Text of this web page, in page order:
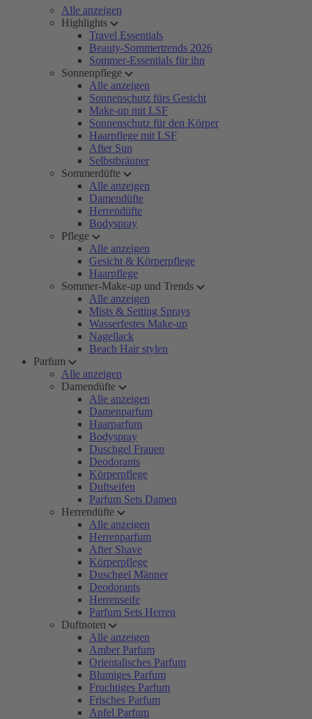
Alle anzeigen
Highlights
Travel Essentials
Beauty-Sommertrends 2026
Sommer-Essentials für ihn
Sonnenpflege
Alle anzeigen
Sonnenschutz fürs Gesicht
Make-up mit LSF
Sonnenschutz für den Körper
Haarpflege mit LSF
After Sun
Selbstbräuner
Sommerdüfte
Alle anzeigen
Damendüfte
Herrendüfte
Bodyspray
Pflege
Alle anzeigen
Gesicht & Körperpflege
Haarpflege
Sommer-Make-up und Trends
Alle anzeigen
Mists & Setting Sprays
Wasserfestes Make-up
Nagellack
Beach Hair stylen
Parfum
Alle anzeigen
Damendüfte
Alle anzeigen
Damenparfum
Haarparfum
Bodyspray
Duschgel Frauen
Deodorants
Körperpflege
Duftseifen
Parfum Sets Damen
Herrendüfte
Alle anzeigen
Herrenparfum
After Shave
Körperpflege
Duschgel Männer
Deodorants
Herrenseife
Parfum Sets Herren
Duftnoten
Alle anzeigen
Amber Parfum
Orientalisches Parfum
Blumiges Parfum
Fruchtiges Parfum
Frisches Parfum
Apfel Parfum